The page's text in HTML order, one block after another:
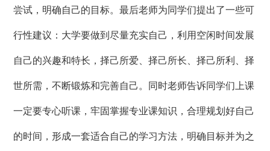
尝试，明确自己的目标。最后老师为同学们提出了一些可
行性建议：大学要做到尽量充实自己，利用空闲时间发展
自己的兴趣和特长，择己所爱、择己所长、择己所利、择
世所需，不断锻炼和完善自己。同时老师告诉同学们上课
一定要专心听课，牢固掌握专业课知识，合理规划好自己
的时间，形成一套适合自己的学习方法，明确目标并为之